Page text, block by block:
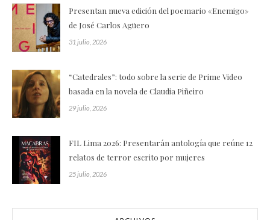
Presentan nueva edición del poemario «Enemigo»
de José Carlos Agüero
31 julio, 2026
“Catedrales”: todo sobre la serie de Prime Video
basada en la novela de Claudia Piñeiro
29 julio, 2026
FIL Lima 2026: Presentarán antología que reúne 12
relatos de terror escrito por mujeres
25 julio, 2026